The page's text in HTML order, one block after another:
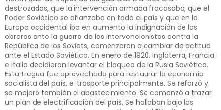
destrozadas, que la intervención armada fracasaba, que el
Poder Soviético se afianzaba en todo el país y que en la
Europa occidental iba en aumento la indignación de los
obreros ante la guerra de los intervencionistas contra la
República de los Soviets, comenzaron a cambiar de actitud
ante el Estado Soviético. En enero de 1920, Inglaterra, Francia
e Italia decidieron levantar el bloqueo de la Rusia Soviética.
Esta tregua fue aprovechada para restaurar la economía
socialista del país, el trasporte principalmente. Se reforzó y
se mejoró también el abastecimiento. Se comenzó a trazar
un plan de electrificación del país. Se hallaban bajo las